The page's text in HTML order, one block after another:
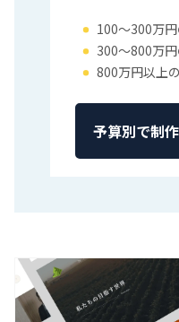
100〜300万
300〜800万
800万円以上
予算別で制